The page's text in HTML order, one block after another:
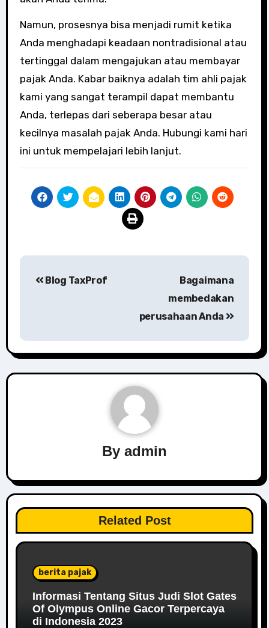
Namun, prosesnya bisa menjadi rumit ketika
Anda menghadapi keadaan nontradisional atau
tertinggal dalam mengajukan atau membayar
pajak Anda. Kabar baiknya adalah tim ahli pajak
kami yang sangat terampil dapat membantu
Anda, terlepas dari seberapa besar atau
kecilnya masalah pajak Anda. Hubungi kami hari
ini untuk mempelajari lebih lanjut.
Post
navigation
Blog TaxProf
Bagaimana
membedakan
perusahaan Anda
By admin
Related Post
berita pajak
Informasi Tentang Situs Judi Slot Gates
Of Olympus Online Gacor Terpercaya
di Indonesia 2023